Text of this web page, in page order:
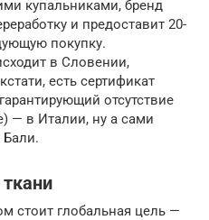
купальниками, бренд
и предоставит 20-
покупку.
в Словении,
есть сертификат
отсутствие
— в Италии, ну а сами
Бали.
стоит глобальная цель —